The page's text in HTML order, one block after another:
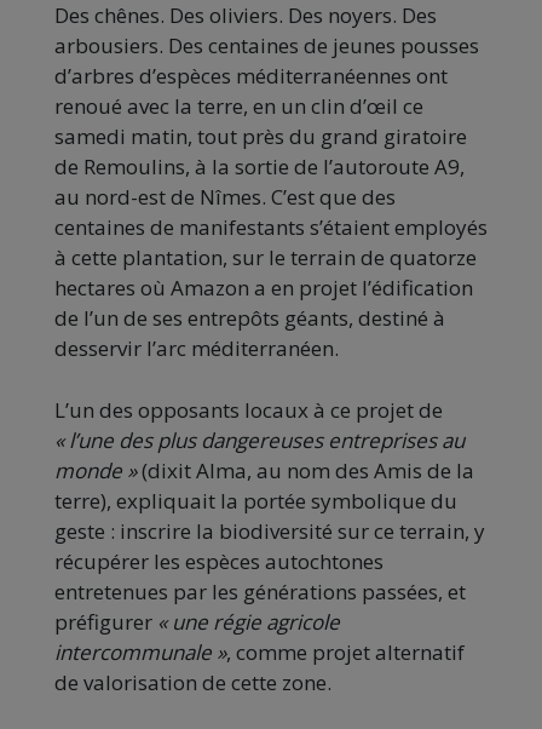
Des chênes. Des oliviers. Des noyers. Des
arbousiers. Des centaines de jeunes pousses
d’arbres d’espèces méditerranéennes ont
renoué avec la terre, en un clin d’œil ce
samedi matin, tout près du grand giratoire
de Remoulins, à la sortie de l’autoroute A9,
au nord-est de Nîmes. C’est que des
centaines de manifestants s’étaient employés
à cette plantation, sur le terrain de quatorze
hectares où Amazon a en projet l’édification
de l’un de ses entrepôts géants, destiné à
desservir l’arc méditerranéen.
L’un des opposants locaux à ce projet de
« l’une des plus dangereuses entreprises au
monde »(dixit Alma, au nom des Amis de la
terre), expliquait la portée symbolique du
geste : inscrire la biodiversité sur ce terrain, y
récupérer les espèces autochtones
entretenues par les générations passées, et
préfigurer « une régie agricole
intercommunale », comme projet alternatif
de valorisation de cette zone.